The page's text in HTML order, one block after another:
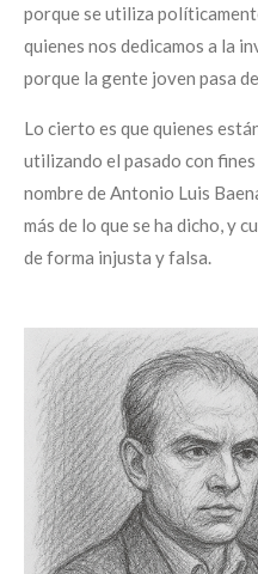
porque se utiliza
quienes nos dedicamos a la
porque la gente joven pasa
Lo cierto es que quienes
utilizando el pasado con
nombre de Antonio Luis
más de lo que se ha dicho, y
de forma injusta y falsa.